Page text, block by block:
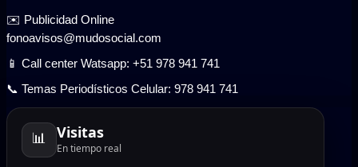
✉️ Publicidad Online
fonoavisos@mudosocial.com
📱 Call center Watsapp: +51 978 941 741
📞 Temas Periodísticos Celular: 978 941 741
📊 Visitas
En tiempo real